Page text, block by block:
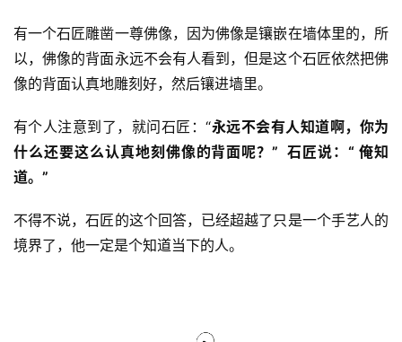
有一个石匠雕凿一尊佛像，因为佛像是镶嵌在墙体里的，所
以，佛像的背面永远不会有人看到，但是这个石匠依然把佛
像的背面认真地雕刻好，然后镶进墙里。
有个人注意到了，就问石匠：“永远不会有人知道啊，你为
什么还要这么认真地刻佛像的背面呢？”  石匠说：“ 俺知
道。”
不得不说，石匠的这个回答，已经超越了只是一个手艺人的
境界了，他一定是个知道当下的人。